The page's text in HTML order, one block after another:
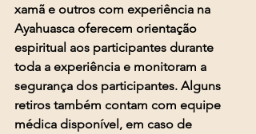
xamã e outros com experiência na
Ayahuasca oferecem orientação
espiritual aos participantes durante
toda a experiência e monitoram a
segurança dos participantes. Alguns
retiros também contam com equipe
médica disponível, em caso de